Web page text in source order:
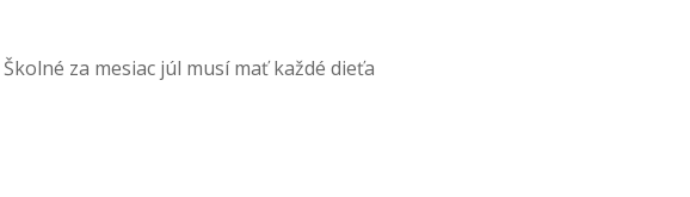
Školné za mesiac júl musí mať každé dieťa